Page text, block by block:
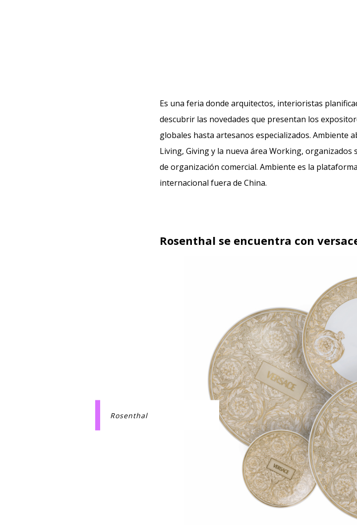
Es una feria donde arquitectos, interioristas
descubrir las novedades que presentan los
globales hasta artesanos especializados. Ambiente
Living, Giving y la nueva área Working,
de organización comercial. Ambiente es la
internacional fuera de China.
Rosenthal se encuentra con
Rosenthal